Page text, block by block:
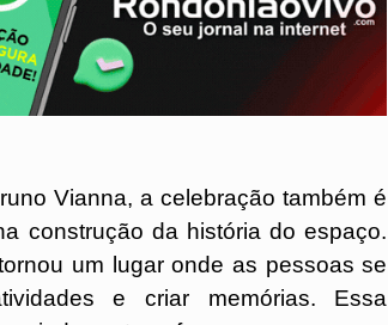
Vianna, a celebração também é
construção da história do espaço.
um lugar onde as pessoas se
e criar memórias. Essa